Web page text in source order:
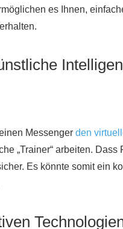
es Ihnen,
Messenger den
„Trainer“ arbeiten.
Es könnte somit ein